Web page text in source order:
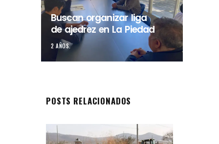
Buscan organizar liga
de ajedrez en La Piedad
2 AÑOS.
POSTS RELACIONADOS